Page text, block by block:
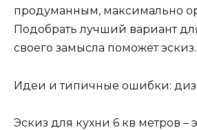
продуманным, максимально
Подобрать лучший вариант
своего замысла поможет эскиз.
Идеи и типичные ошибки:
Эскиз для кухни 6 кв метров –